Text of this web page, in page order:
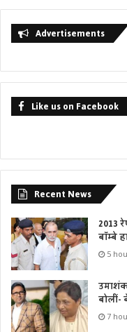
Advertisements
Like us on Facebook
Recent News
2013
बॉम्बे
5
7